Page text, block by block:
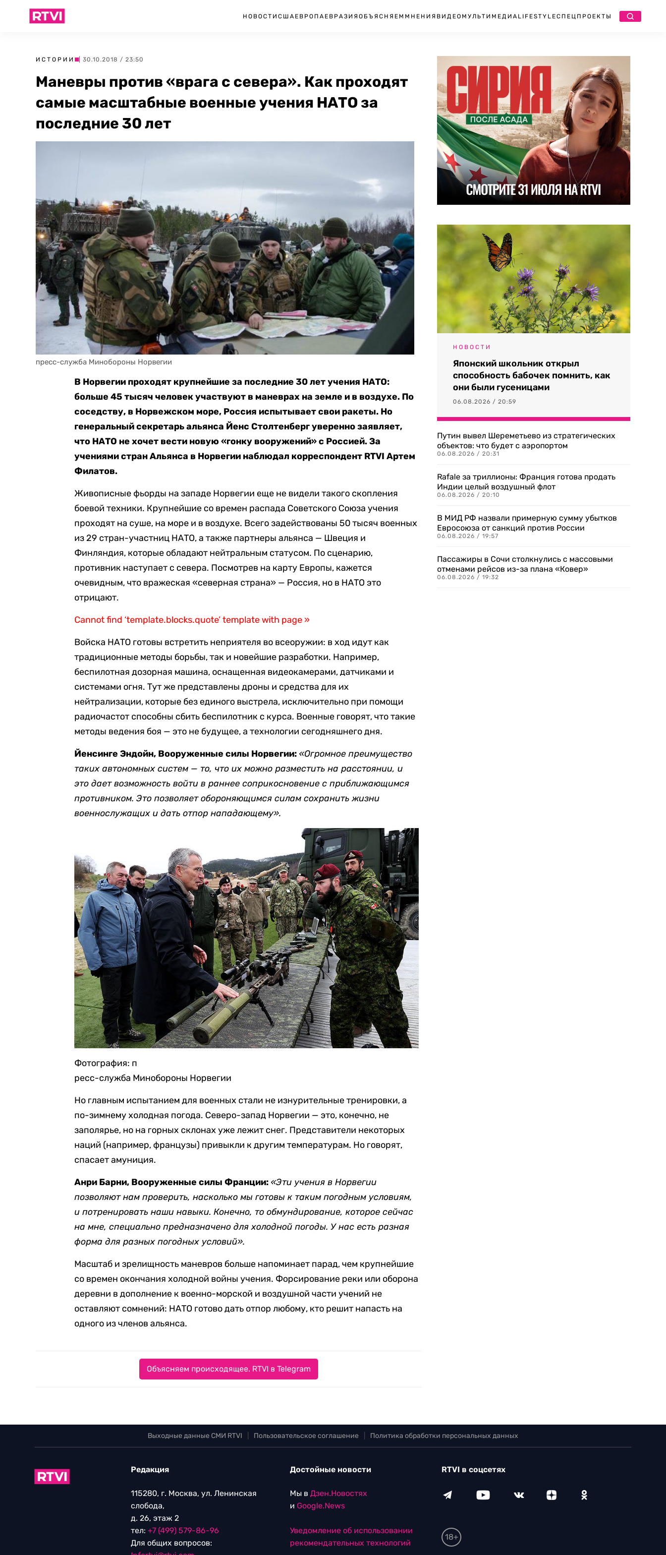
НОВОСТИ США ЕВРОПА ЕВРАЗИЯ ОБЪЯСНЯЕМ МНЕНИЯ ВИДЕО МУЛЬТИМЕДИА LIFESTYLEСПЕЦПРОЕКТЫ
ИСТОРИИ | 30.10.2018 / 23:50
Маневры против «врага с севера». Как проходят
самые масштабные военные учения НАТО за
последние 30 лет
пресс-служба Минобороны Норвегии
В Норвегии проходят крупнейшие за последние 30 лет учения НАТО:
больше 45 тысяч человек участвуют в маневрах на земле и в воздухе. По
соседству, в Норвежском море, Россия испытывает свои ракеты. Но
генеральный секретарь альянса Йенс Столтенберг уверенно заявляет,
что НАТО не хочет вести новую «гонку вооружений» с Россией. За
учениями стран Альянса в Норвегии наблюдал корреспондент RTVI Артем
Филатов.
Живописные фьорды на западе Норвегии еще не видели такого скопления
боевой техники. Крупнейшие со времен распада Советского Союза учения
проходят на суше, на море и в воздухе. Всего задействованы 50 тысяч военных
из 29 стран-участниц НАТО, а также партнеры альянса — Швеция и
Финляндия, которые обладают нейтральным статусом. По сценарию,
противник наступает с севера. Посмотрев на карту Европы, кажется
очевидным, что вражеская «северная страна» — Россия, но в НАТО это
отрицают.
Cannot find ‘template.blocks.quote’ template with page »
Войска НАТО готовы встретить неприятеля во всеоружии: в ход идут как
традиционные методы борьбы, так и новейшие разработки. Например,
беспилотная дозорная машина, оснащенная видеокамерами, датчиками и
системами огня. Тут же представлены дроны и средства для их
нейтрализации, которые без единого выстрела, исключительно при помощи
радиочастот способны сбить беспилотник с курса. Военные говорят, что такие
методы ведения боя — это не будущее, а технологии сегодняшнего дня.
Йенсинге Эндойн, Вооруженные силы Норвегии: «Огромное преимущество
таких автономных систем — то, что их можно разместить на расстоянии, и
это дает возможность войти в раннее соприкосновение с приближающимся
противником. Это позволяет обороняющимся силам сохранить жизни
военнослужащих и дать отпор нападающему».
Фотография: п
ресс-служба Минобороны Норвегии
Но главным испытанием для военных стали не изнурительные тренировки, а
по-зимнему холодная погода. Северо-запад Норвегии — это, конечно, не
заполярье, но на горных склонах уже лежит снег. Представители некоторых
наций (например, французы) привыкли к другим температурам. Но говорят,
спасает амуниция.
Анри Барни, Вооруженные силы Франции: «Эти учения в Норвегии
позволяют нам проверить, насколько мы готовы к таким погодным условиям,
и потренировать наши навыки. Конечно, то обмундирование, которое сейчас
на мне, специально предназначено для холодной погоды. У нас есть разная
форма для разных погодных условий».
Масштаб и зрелищность маневров больше напоминает парад, чем крупнейшие
со времен окончания холодной войны учения. Форсирование реки или оборона
деревни в дополнение к военно-морской и воздушной части учений не
оставляют сомнений: НАТО готово дать отпор любому, кто решит напасть на
одного из членов альянса.
Объясняем происходящее. RTVI в Telegram
НОВОСТИ
Японский школьник открыл
способность бабочек помнить, как
они были гусеницами
06.08.2026 / 20:59
Путин вывел Шереметьево из стратегических
объектов: что будет с аэропортом
06.08.2026 / 20:31
Rafale за триллионы: Франция готова продать
Индии целый воздушный флот
06.08.2026 / 20:10
В МИД РФ назвали примерную сумму убытков
Евросоюза от санкций против России
06.08.2026 / 19:57
Пассажиры в Сочи столкнулись с массовыми
отменами рейсов из-за плана «Ковер»
06.08.2026 / 19:32
Выходные данные СМИ RTVI Пользовательское соглашение Политика обработки персональных данных
Редакция
115280, г. Москва, ул. Ленинская
слобода,
д. 26, этаж 2
тел: +7 (499) 579-86-96
Для общих вопросов:
Достойные новости
Мы в Дзен.Новостях
и Google.News
Уведомление об использовании
рекомендательных технологий
RTVI в соцсетях
18+